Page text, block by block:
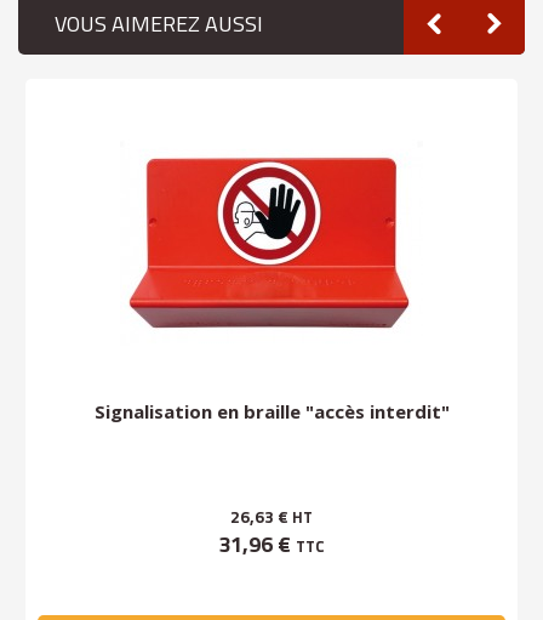
VOUS AIMEREZ AUSSI
Signalisation en braille "accès interdit"
26,63 € HT
31,96 € TTC